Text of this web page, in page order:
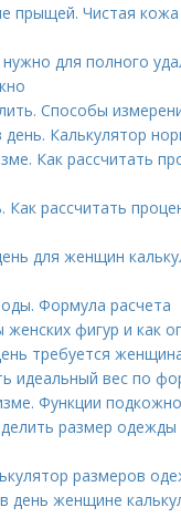
прыщей. Чистая кожа
для полного
Способы
Калькулятор
Как рассчитать
рассчитать
для женщин
Формула расчета
фигур и как
требуется
идеальный вес по
Функции
размер
размеров
день женщине